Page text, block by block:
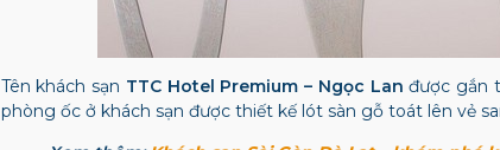
Tên khách sạn TTC Hotel Premium – Ngọc Lan được gắn
phòng ốc ở khách sạn được thiết kế lót sàn gỗ toát lên vẻ